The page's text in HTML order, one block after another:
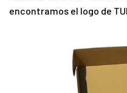
encontramos el logo de